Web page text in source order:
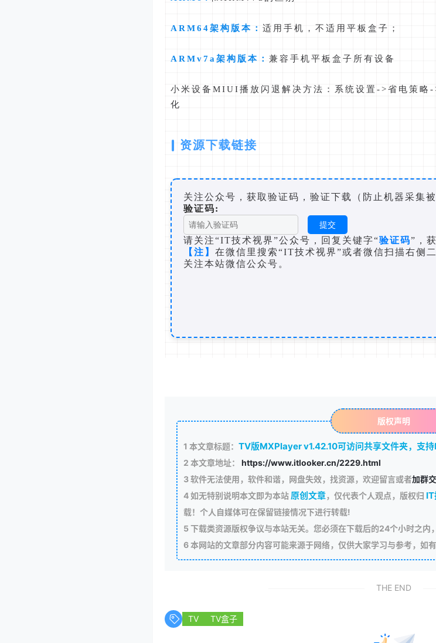
ARM64架构版本： 适用手机，不适用平板盒子；
ARMv7a 架构版本： 兼容手机平板盒子所有设备
小米设备MIUI播放闪退解决方法：系统设置->省电策
化
资源下载链接
关注公众号，获取验证码，验证下载（防止机器采集被
验证码:
请关注“IT技术视界”公众号，回复关键字“验证码”，
【注】 在微信里搜索“IT技术视界”或者微信扫描右侧
关注本站微信公众号。
版权声明
1 本文章标题： TV版MXPlayer v1.42.10可访问共享文件夹，支
2 本文章地址： https://www.itlooker.cn/2229.html
3软件无法使用，软件和谐，网盘失效，找资源，欢迎留言或者加群
4如无特别说明本文即为本站原创文章，仅代表个人观点，版权归
载！个人自媒体可在保留链接情况下进行转载!
5下载类资源版权争议与本站无关。您必须在下载后的24个小时之内
6本网站的文章部分内容可能来源于网络，仅供大家学习与参考，如
THE END
TV TV盒子